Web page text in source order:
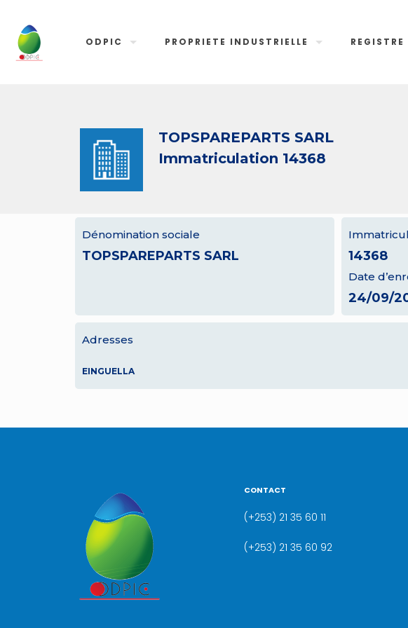
ODPIC PROPRIETE INDUSTRIELLE
TOPSPAREPARTS SARL
Immatriculation 14368
Dénomination sociale
TOPSPAREPARTS SARL 14368
Date
24/09/
Adresses
EINGUELLA
CONTACT
(+253) 21 35 60 11
(+253) 21 35 60 92